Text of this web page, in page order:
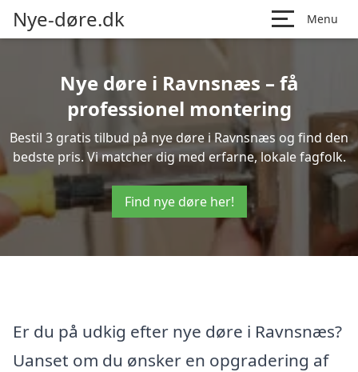
Nye-døre.dk Menu
Nye døre i Ravnsnæs – få
professionel montering
Bestil 3 gratis tilbud på nye døre i Ravnsnæs og find den
bedste pris. Vi matcher dig med erfarne, lokale fagfolk.
Find nye døre her!
Er du på udkig efter nye døre i Ravnsnæs?
Uanset om du ønsker en opgradering af